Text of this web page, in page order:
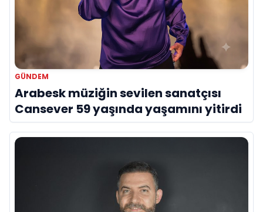
GÜNDEM
Arabesk müziğin sevilen sanatçısı
Cansever 59 yaşında yaşamını yitirdi